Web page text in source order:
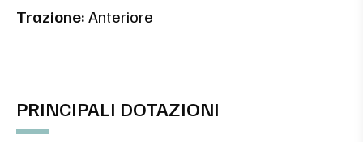
Trazione:Anteriore
PRINCIPALI DOTAZIONI